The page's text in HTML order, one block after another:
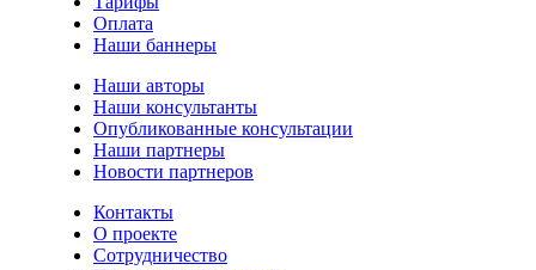
Оплата
Наши баннеры
Наши авторы
Наши консультанты
Опубликованные консультации
Наши партнеры
Новости партнеров
Контакты
О проекте
Сотрудничество